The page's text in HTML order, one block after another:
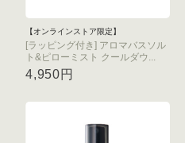
【オンラインストア限定】
[ラッピング付き] アロマバスソル
ト&ピローミスト クールダウ...
4,950円